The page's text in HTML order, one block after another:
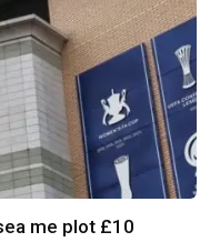
me plot £10